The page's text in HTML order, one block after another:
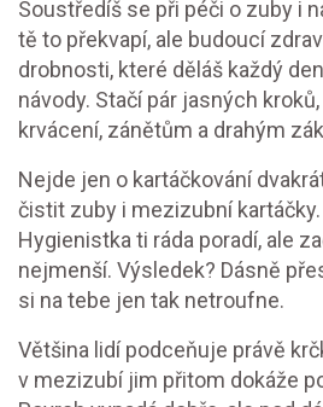
Soustředíš se při péči o zuby i
tě to překvapí, ale budoucí
drobnosti, které děláš každý
návody. Stačí pár jasných
krvácení, zánětům a drahým
Nejde jen o kartáčkování
čistit zuby i mezizubní
Hygienistka ti ráda poradí, ale
nejmenší. Výsledek? Dásně
si na tebe jen tak netroufne.
Většina lidí podceňuje právě
v mezizubí jim přitom dokáže